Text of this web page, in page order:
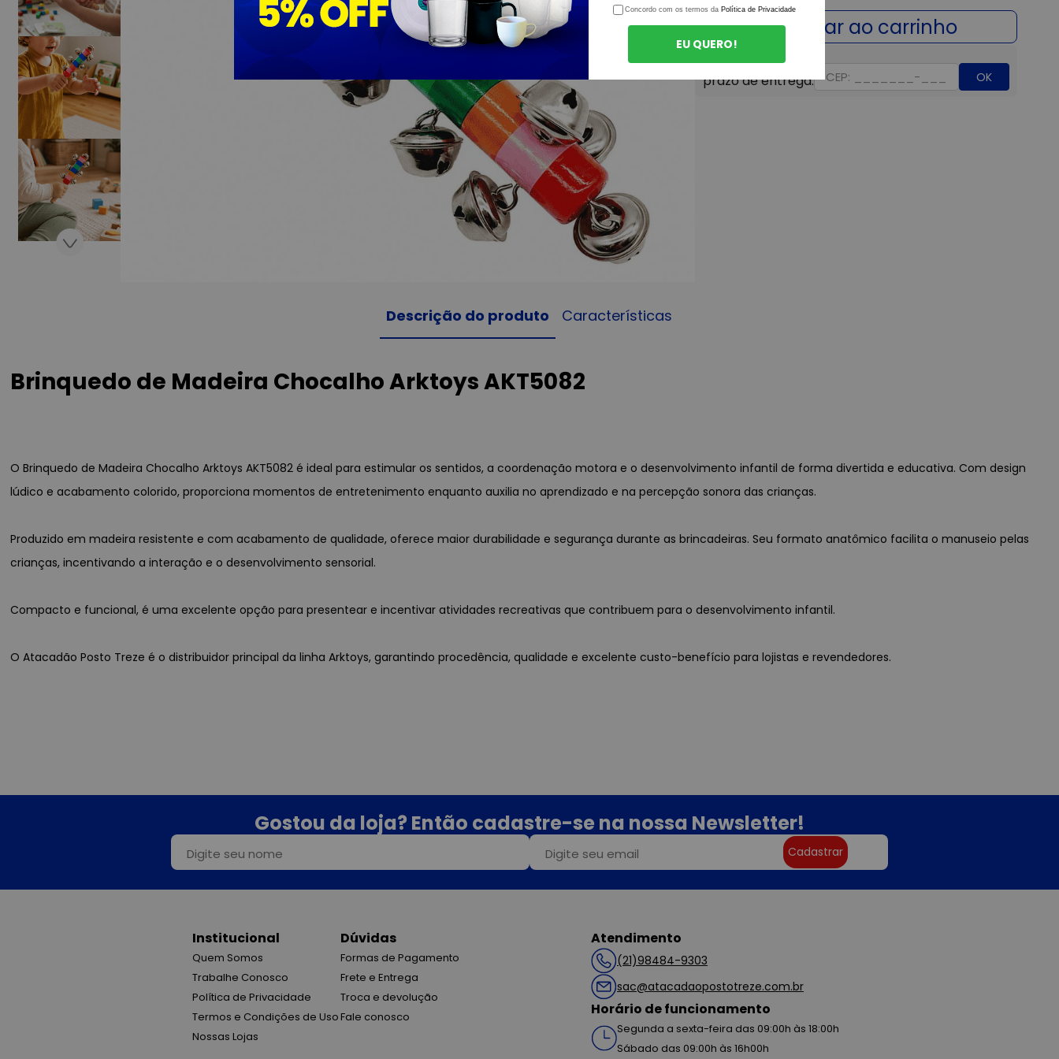
OK
Descrição do produto Características
Brinquedo de Madeira Chocalho Arktoys AKT5082
O Brinquedo de Madeira Chocalho Arktoys AKT5082 é ideal para estimular os sentidos, a coordenação motora e o desenvolvimento infantil de forma divertida e educativa. Com design
lúdico e acabamento colorido, proporciona momentos de entretenimento enquanto auxilia no aprendizado e na percepção sonora das crianças.
Produzido em madeira resistente e com acabamento de qualidade, oferece maior durabilidade e segurança durante as brincadeiras. Seu formato anatômico facilita o manuseio pelas
crianças, incentivando a interação e o desenvolvimento sensorial.
Compacto e funcional, é uma excelente opção para presentear e incentivar atividades recreativas que contribuem para o desenvolvimento infantil.
O Atacadão Posto Treze é o distribuidor principal da linha Arktoys, garantindo procedência, qualidade e excelente custo-benefício para lojistas e revendedores.
Gostou da loja? Então cadastre-se na nossa Newsletter!
Cadastrar
Institucional
Quem Somos
Trabalhe Conosco
Política de Privacidade
Termos e Condições de Uso
Nossas Lojas
Dúvidas
Formas de Pagamento
Frete e Entrega
Troca e devolução
Fale conosco
Atendimento
(21)98484-9303
sac@atacadaopostotreze.com.br
Horário de funcionamento
Segunda a sexta-feira das 09:00h às 18:00h
Sábado das 09:00h às 16h00h
Concordo com os termos da Política de Privacidade
EU QUERO!